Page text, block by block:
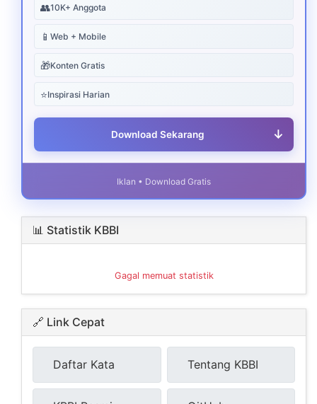
👥10K+ Anggota
📱 Web + Mobile
🎁Konten Gratis
⭐Inspirasi Harian
Download Sekarang ↓
Iklan • Download Gratis
📊 Statistik KBBI
Gagal memuat statistik
🔗 Link Cepat
Daftar Kata Tentang KBBI